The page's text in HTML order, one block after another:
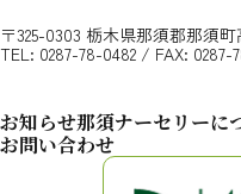
〒325-0303 栃木県那須郡那須町
TEL: 0287-78-0482 / FAX: 0287-
お知らせ那須ナーセリーに
お問い合わせ